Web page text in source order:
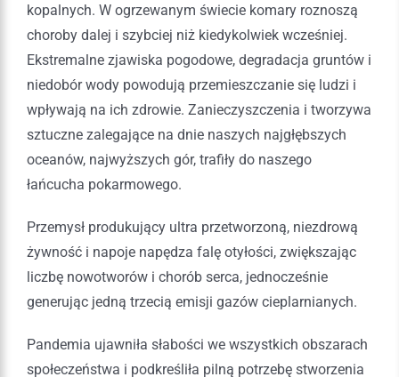
kopalnych. W ogrzewanym świecie komary roznoszą
choroby dalej i szybciej niż kiedykolwiek wcześniej.
Ekstremalne zjawiska pogodowe, degradacja gruntów i
niedobór wody powodują przemieszczanie się ludzi i
wpływają na ich zdrowie. Zanieczyszczenia i tworzywa
sztuczne zalegające na dnie naszych najgłębszych
oceanów, najwyższych gór, trafiły do ​​naszego
łańcucha pokarmowego.
Przemysł produkujący ultra przetworzoną, niezdrową
żywność i napoje napędza falę otyłości, zwiększając
liczbę nowotworów i chorób serca, jednocześnie
generując jedną trzecią emisji gazów cieplarnianych.
Pandemia ujawniła słabości we wszystkich obszarach
społeczeństwa i podkreśliła pilną potrzebę stworzenia